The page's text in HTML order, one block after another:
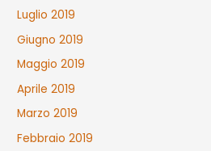
Luglio 2019
Giugno 2019
Maggio 2019
Aprile 2019
Marzo 2019
Febbraio 2019